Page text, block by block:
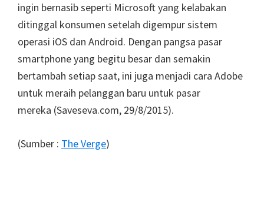
ingin bernasib seperti Microsoft yang kelabakan
ditinggal konsumen setelah digempur sistem
operasi iOS dan Android. Dengan pangsa pasar
smartphone yang begitu besar dan semakin
bertambah setiap saat, ini juga menjadi cara Adobe
untuk meraih pelanggan baru untuk pasar
mereka (Saveseva.com, 29/8/2015).
(Sumber : The Verge)